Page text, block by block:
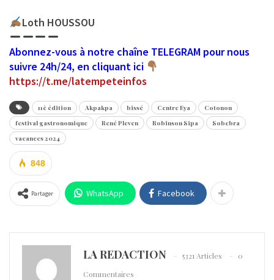
Loth HOUSSOU
Abonnez-vous à notre chaîne TELEGRAM pour nous
suivre 24h/24, en cliquant ici
https://t.me/latempeteinfos
11è édition Akpakpa bissé Centre Eya
Cotonou
festival gastronomique
René Pleven Robinson Sipa
Sobebra
vacances 2024
848
Partager WhatsApp Facebook
LA REDACTION 5321 Articles
0
Commentaires